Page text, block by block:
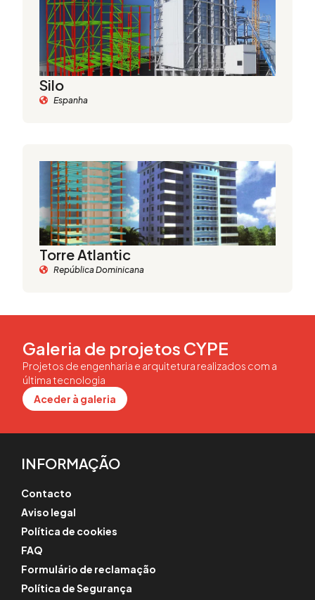
Silo
Espanha
Torre Atlantic
República Dominicana
Galeria de projetos CYPE
Projetos de engenharia e arquitetura realizados com a
última tecnologia
Aceder à galeria
INFORMAÇÃO
Contacto
Aviso legal
Política de cookies
FAQ
Formulário de reclamação
Política de Segurança